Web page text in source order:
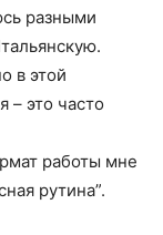
разными
в этой
– это часто
работы мне
рутина”.